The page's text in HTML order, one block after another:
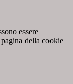
essere
della cookie